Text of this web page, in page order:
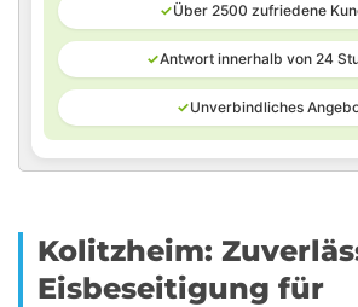
✓Über 2500 zufriedene
✓Antwort innerhalb von 24
✓Unverbindliches
Kolitzheim:
Eisbeseitigung für